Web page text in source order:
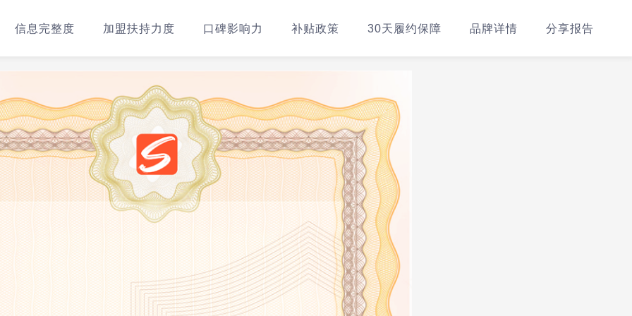
信息完整度 加盟扶持力度 口碑影响力 补贴政策 30天履约保障 品牌详情 分享报告